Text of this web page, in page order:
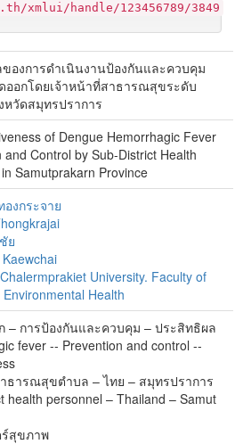
xmlui/handle/123456789/3849
องการดำเนินงานป้องกันและควบคุม
ออกโดยเจ้าหน้าที่สาธารณสุขระดับ
หวัดสมุทรปราการ
of Dengue Hemorrhagic Fever
and Control by Sub-District Health
Samutprakarn Province
งกระจาย
ย
University. Faculty of
Health
– การป้องกันและควบคุม – ประสิทธิผล
fever -- Prevention and control --
ธารณสุขตำบล – ไทย – สมุทรปราการ
health personnel – Thailand – Samut
สุขภาพ